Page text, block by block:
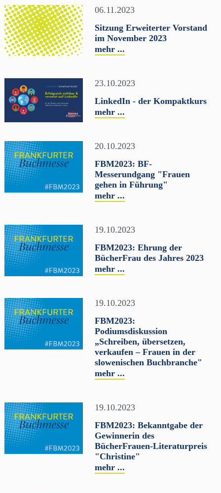
06.11.2023
Sitzung Erweiterter Vorstand
im November 2023
mehr ...
23.10.2023
LinkedIn - der Kompaktkurs
mehr ...
20.10.2023
FBM2023: BF-
Messerundgang "Frauen
gehen in Führung"
mehr ...
19.10.2023
FBM2023: Ehrung der
BücherFrau des Jahres 2023
mehr ...
19.10.2023
FBM2023:
Podiumsdiskussion
„Schreiben, übersetzen,
verkaufen – Frauen in der
slowenischen Buchbranche"
mehr ...
19.10.2023
FBM2023: Bekanntgabe der
Gewinnerin des
BücherFrauen-Literaturpreis
"Christine"
mehr ...